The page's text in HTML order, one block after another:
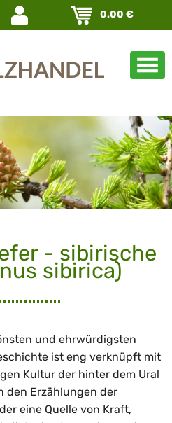
Navigation
überspringen
0.00 €
- sibirische
sibirica)
und ehrwürdigsten
ist eng verknüpft mit
Kultur der hinter dem Ural
den Erzählungen der
eine Quelle von Kraft,